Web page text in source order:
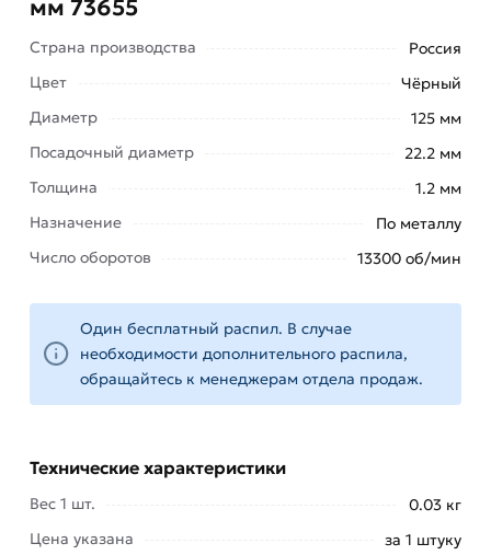
Круг отрезной по металлу Луга 125х22х1,2 мм
промышленных расходных материалов. Он
представляет собой съёмный диск-насадку со
новый.
Сфера использования отрезных дисков –
промышленное и гражданское строительство,
отделка помещений.
Наиболее ходовой размер абразивных дисков –
125 мм. Большинство бытовых и
мм 73655
Страна производства
Россия
Цвет
Чёрный
Диаметр
125 мм
Посадочный диаметр
22.2 мм
Толщина
1.2 мм
Назначение
По металлу
Число оборотов
13300 об/мин
Один бесплатный распил. В случае
необходимости дополнительного распила,
обращайтесь к менеджерам отдела продаж.
Технические характеристики
Вес 1 шт.
0.03 кг
Цена указана
за 1 штуку